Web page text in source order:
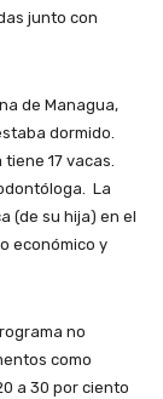
junto con
de Managua,
dormido.
17 vacas.
La
(de su hija) en el
económico y
no
como
a 30 por ciento